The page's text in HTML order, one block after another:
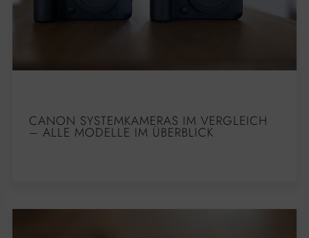
CANON SYSTEMKAMERAS IM VERGLEICH
– ALLE MODELLE IM ÜBERBLICK